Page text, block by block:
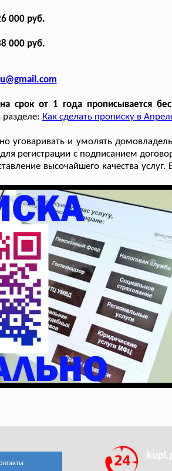
000 руб.
000 руб.
срок от 1 года прописывается
разделе: Как сделать прописку в
уговаривать и умолять
регистрации с подписанием
высочайшего качества услуг.